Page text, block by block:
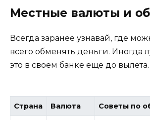
Местные валюты и
Всегда заранее узнавай, где
всего обменять деньги. Иногда
это в своём банке ещё до вылета.
Страна Валюта Советы по